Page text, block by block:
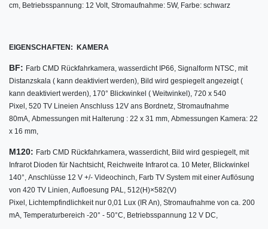
cm, Betriebsspannung: 12 Volt, Stromaufnahme: 5W, Farbe: schwarz
EIGENSCHAFTEN: KAMERA
BF: Farb CMD Rückfahrkamera, wasserdicht IP66, Signalform NTSC, mit
Distanzskala ( kann deaktiviert werden), Bild wird gespiegelt angezeigt (
kann deaktiviert werden), 170° Blickwinkel ( Weitwinkel), 720 x 540
Pixel, 520 TV Lineien Anschluss 12V ans Bordnetz, Stromaufnahme
80mA, Abmessungen mit Halterung : 22 x 31 mm, Abmessungen Kamera: 22
x 16 mm,
M120: Farb CMD Rückfahrkamera, wasserdicht, Bild wird gespiegelt, mit
Infrarot Dioden für Nachtsicht, Reichweite Infrarot ca. 10 Meter, Blickwinkel
140°, Anschlüsse 12 V +/- Videochinch, Farb TV System mit einer Auflösung
von 420 TV Linien, Aufloesung PAL, 512(H)×582(V)
Pixel, Lichtempfindlichkeit nur 0,01 Lux (IR An), Stromaufnahme von ca. 200
mA, Temperaturbereich -20° - 50°C, Betriebsspannung 12 V DC,